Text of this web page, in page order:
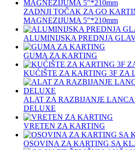
ZADNJI TOČAK ZA GO
MAGNEZIJUMA 5″*210mm
ALUMINIJSKA PREDNJA
GUMA ZA KARTING
KUĆIŠTE ZA KARTING 3F ZA
ALAT ZA RAZBIJANJE
DELUXE
VRETEN ZA KARTING
OSOVINA ZA KARTING SA